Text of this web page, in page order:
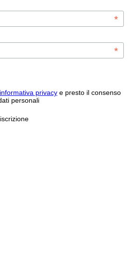
*
*
informativa privacye presto il consenso
personali